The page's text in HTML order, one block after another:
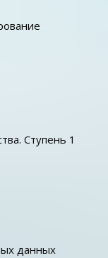
Ступень 1
данных